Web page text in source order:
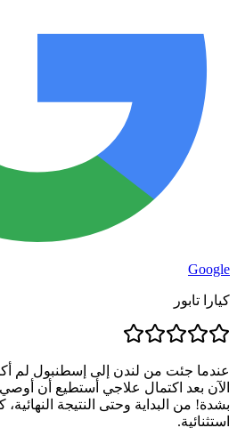
Google
كيارا تابور
عندما جئت من لندن إلى إسطنبول لم
بشدة! من البداية وحتى النتيجة النهائية،
استثنائية.